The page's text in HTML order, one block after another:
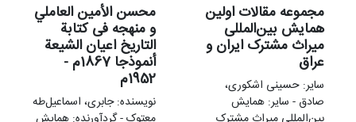
مجموعه مقالات اولین
همایش بین‌المللی
میراث مشترک ایران و
عراق
سایر: حسینی اشکوری،
صادق - سایر: همایش
محسن الأمین العاملي
و منهجه فی کتابة
التاریخ اعیان الشیعة
أنموذجا 1867م -
1952م
نویسنده: جابری، اسماعیل‌طه